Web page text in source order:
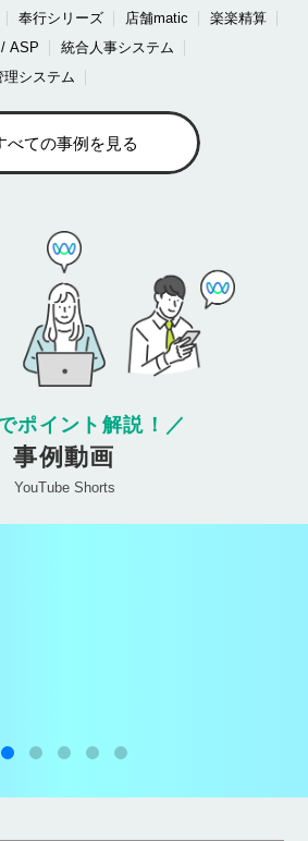
奉行シリーズ 店舗matic
楽楽精算
ASP
統合人事システム
理システム
べての事例を見る
ポイント解説！ ／
事例動画
YouTube Shorts